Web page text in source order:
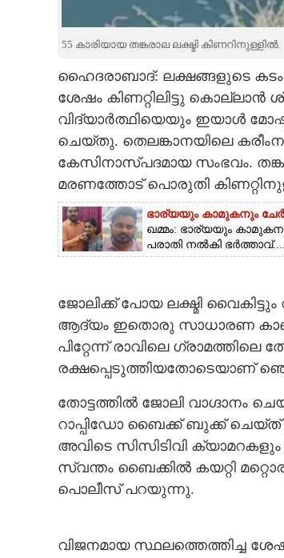
LITERATURE
55 കാരിയായ തങ്കരാല ലക്ഷ്മി കിണറിനുള്ളിൽ.
ഹൈദരാബാദ്: ലക്ഷങ്ങളുടെ കടം
ശേഷം കിണറ്റിലിട്ടു കൊല്ലാൻ
വിദ്യാർത്ഥിയെയും ഇയാൾ
ചെയ്തു. തെലങ്കാനയിലെ
കേസിനാസ്പദമായ സംഭവം.
മരണത്തോട് പൊരുതി
ഭാര്യയും കാമുകനും
ഖമ്മം: ഭാര്യയും
പരാതി നൽകി ഭർത്താവ്....
ജോലിക്ക് പോയ ലക്ഷ്മി
ആദ്യം ഇതൊരു സാധാരണ
പിറ്റേന്ന് രാവിലെ ഗ്രാമത്തിലെ
രക്ഷപ്പെടുത്തിയതോടെയാണ്
തോട്ടത്തിൽ ജോലി വാഗ്ദാനം
റാപ്പിഡോ ബൈക്ക് ബുക്ക് ചെയ്ത്
അവിടെ സിസിടിവി ക്യാമറകളും
സ്വന്തം ബൈക്കിൽ കയറ്റി
പൊലീസ് പറയുന്നു.
വിജനമായ സ്ഥലത്തെത്തിച്ച